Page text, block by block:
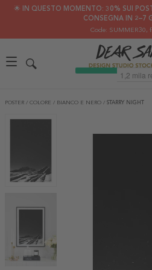
🌟 IN QUESTO MOMENTO: 30% SUI
CONSEGNA IN 2–7
Code: SUMMER30,
POSTER / COLORE / BIANCO E NERO / STARRY NIGHT